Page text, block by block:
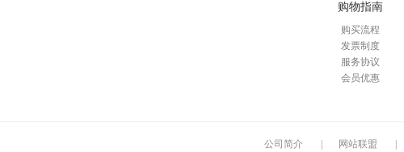
购物指南
购买流程
发票制度
服务协议
会员优惠
公司简介 网站联盟